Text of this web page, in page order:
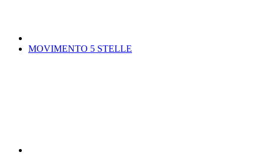
MOVIMENTO 5 STELLE